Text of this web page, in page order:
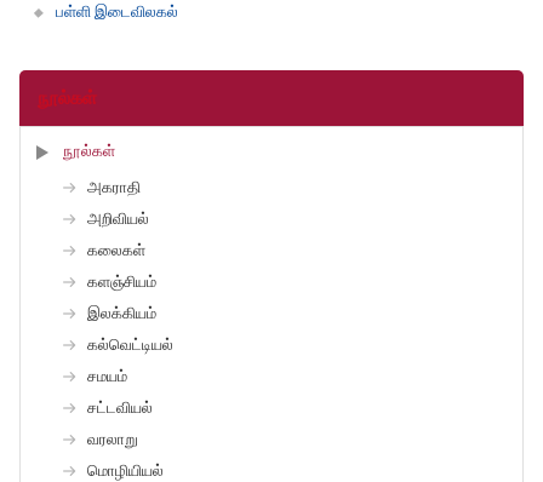
பள்ளி இடைவிலகல்
நூல்கள்
நூல்கள்
அகராதி
அறிவியல்
கலைகள்
களஞ்சியம்
இலக்கியம்
கல்வெட்டியல்
சமயம்
சட்டவியல்
வரலாறு
மொழியியல்